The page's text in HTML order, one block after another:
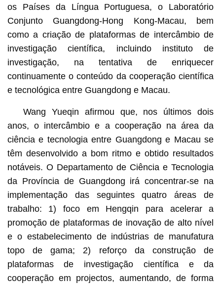
os Países da Língua Portuguesa, o Laboratório
Conjunto Guangdong-Hong Kong-Macau, bem
como a criação de plataformas de intercâmbio de
investigação científica, incluindo instituto de
investigação, na tentativa de enriquecer
continuamente o conteúdo da cooperação científica
e tecnológica entre Guangdong e Macau.
Wang Yueqin afirmou que, nos últimos dois
anos, o intercâmbio e a cooperação na área da
ciência e tecnologia entre Guangdong e Macau se
têm desenvolvido a bom ritmo e obtido resultados
notáveis. O Departamento de Ciência e Tecnologia
da Província de Guangdong irá concentrar-se na
implementação das seguintes quatro áreas de
trabalho: 1) foco em Hengqin para acelerar a
promoção de plataformas de inovação de alto nível
e o estabelecimento de indústrias de manufatura
topo de gama; 2) reforço da construção de
plataformas de investigação científica e da
cooperação em projectos, aumentando, de forma